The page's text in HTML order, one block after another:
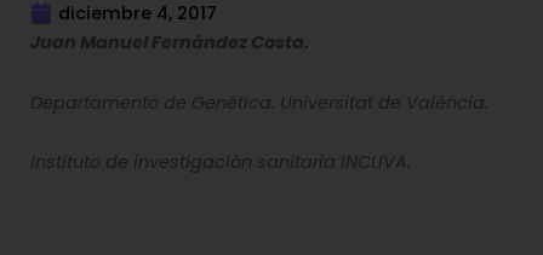
diciembre 4, 2017
Juan Manuel Fernández Costa.
Departamento de Genética. Universitat de València.
Instituto de investigación sanitaria INCLIVA.